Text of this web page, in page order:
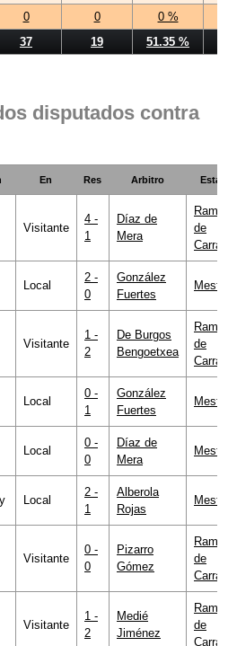
0 0
0 %
37 19 51.35 %
disputados contra
En Res Arbitro
Visitante
4 -
1
Díaz de
Mera
de
Local
2 -
0
González
Fuertes
Visitante
1 -
2
De Burgos
Bengoetxea
de
Local
0 -
1
González
Fuertes
Local
0 -
0
Díaz de
Mera
Local
2 -
1
Alberola
Rojas
Visitante
0 -
0
Pizarro
Gómez
de
Visitante
1 -
2
Medié
Jiménez
de